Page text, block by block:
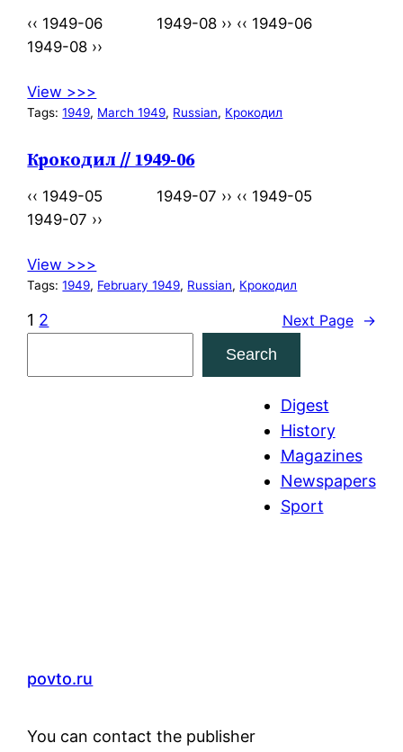
‹‹ 1949-06 1949-08 ›› ‹‹ 1949-06
1949-08 ››
View >>>
Tags:1949, March 1949, Russian, Крокодил
Крокодил // 1949-06
‹‹ 1949-05 1949-07 ›› ‹‹ 1949-05
1949-07 ››
View >>>
Tags:1949, February 1949, Russian, Крокодил
1 2 Next Page →
Search
Digest
History
Magazines
Newspapers
Sport
povto.ru
You can contact the publisher